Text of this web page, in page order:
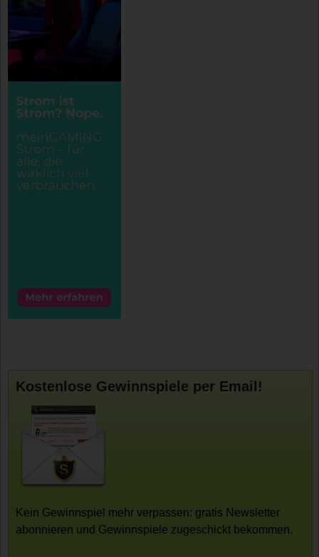
Kostenlose Gewinnspiele per Email!
Kein Gewinnspiel mehr verpassen: gratis Newsletter
abonnieren und Gewinnspiele zugeschickt bekommen.